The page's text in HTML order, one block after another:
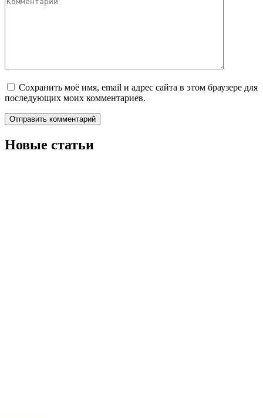
Сохранить моё имя, email и адрес сайта в этом браузере для
последующих моих комментариев.
Новые статьи